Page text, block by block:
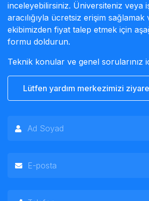
inceleyebilirsiniz. Üniversiteniz veya
aracılığıyla ücretsiz erişim sağlamak
ekibimizden fiyat talep etmek için
formu doldurun.
Teknik konular ve genel sorularınız
Lütfen yardım merkezimizi